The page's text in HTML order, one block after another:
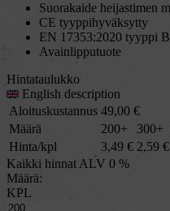
Suorakaide heijastimen
CE tyyppihyväksytty
EN 17353:2020 tyyppi
Avainlipputuote
Hintataulukko
English description
Aloituskustannus 49,00 €
Määrä
200+ 300+
Hinta/kpl
3,49 € 2,59 €
Kaikki hinnat ALV 0 %
Määrä:
KPL